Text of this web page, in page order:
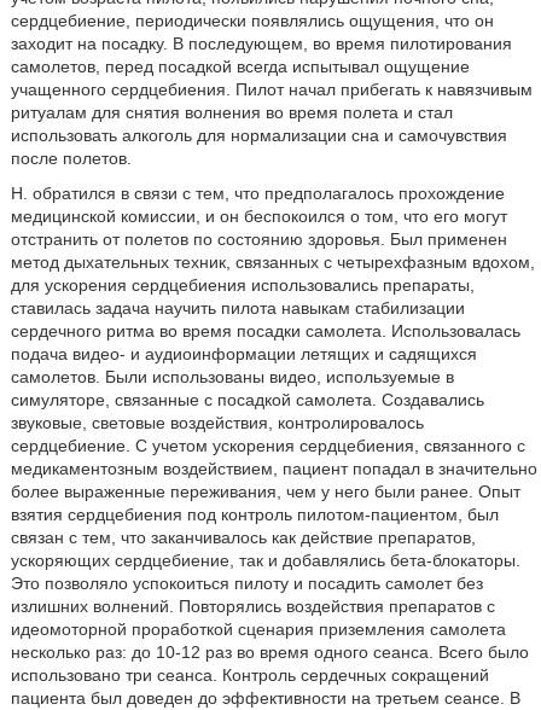
сердцебиение, периодически появлялись ощущения, что он
заходит на посадку. В последующем, во время пилотирования
самолетов, перед посадкой всегда испытывал ощущение
учащенного сердцебиения. Пилот начал прибегать к навязчивым
ритуалам для снятия волнения во время полета и стал
использовать алкоголь для нормализации сна и самочувствия
после полетов.
Н. обратился в связи с тем, что предполагалось прохождение
медицинской комиссии, и он беспокоился о том, что его могут
отстранить от полетов по состоянию здоровья. Был применен
метод дыхательных техник, связанных с четырехфазным вдохом,
для ускорения сердцебиения использовались препараты,
ставилась задача научить пилота навыкам стабилизации
сердечного ритма во время посадки самолета. Использовалась
подача видео- и аудиоинформации летящих и садящихся
самолетов. Были использованы видео, используемые в
симуляторе, связанные с посадкой самолета. Создавались
звуковые, световые воздействия, контролировалось
сердцебиение. С учетом ускорения сердцебиения, связанного с
медикаментозным воздействием, пациент попадал в значительно
более выраженные переживания, чем у него были ранее. Опыт
взятия сердцебиения под контроль пилотом-пациентом, был
связан с тем, что заканчивалось как действие препаратов,
ускоряющих сердцебиение, так и добавлялись бета-блокаторы.
Это позволяло успокоиться пилоту и посадить самолет без
излишних волнений. Повторялись воздействия препаратов с
идеомоторной проработкой сценария приземления самолета
несколько раз: до 10-12 раз во время одного сеанса. Всего было
использовано три сеанса. Контроль сердечных сокращений
пациента был доведен до эффективности на третьем сеансе. В